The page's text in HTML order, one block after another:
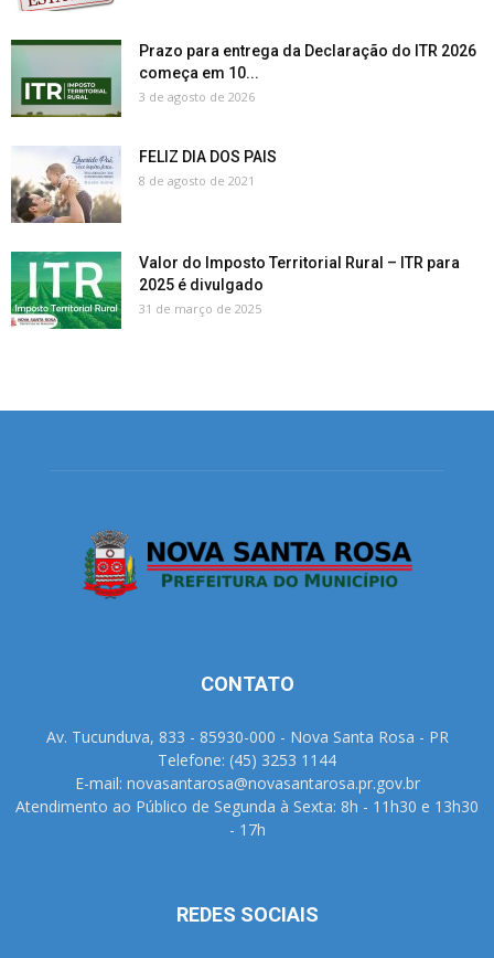
Prazo para entrega da Declaração do ITR 2026
começa em 10...
3 de agosto de 2026
FELIZ DIA DOS PAIS
8 de agosto de 2021
Valor do Imposto Territorial Rural – ITR para
2025 é divulgado
31 de março de 2025
CONTATO
Av. Tucunduva, 833 - 85930-000 - Nova Santa Rosa - PR
Telefone: (45) 3253 1144
E-mail: novasantarosa@novasantarosa.pr.gov.br
Atendimento ao Público de Segunda à Sexta: 8h - 11h30 e 13h30
- 17h
REDES SOCIAIS